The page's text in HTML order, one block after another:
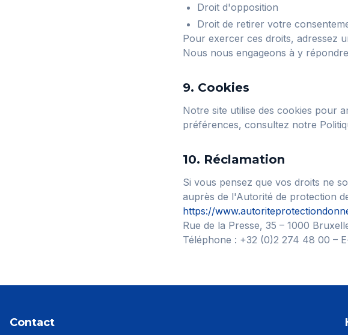
Droit d'opposition
Droit de retirer votre
Pour exercer ces droits, adressez
Nous nous engageons à y
9. Cookies
Notre site utilise des cookies pour
préférences, consultez notre
10. Réclamation
Si vous pensez que vos droits ne
auprès de l'Autorité de protection
https://
Rue de la Presse, 35 – 1000
Téléphone : +32 (0)2 274 48 00 –
Contact